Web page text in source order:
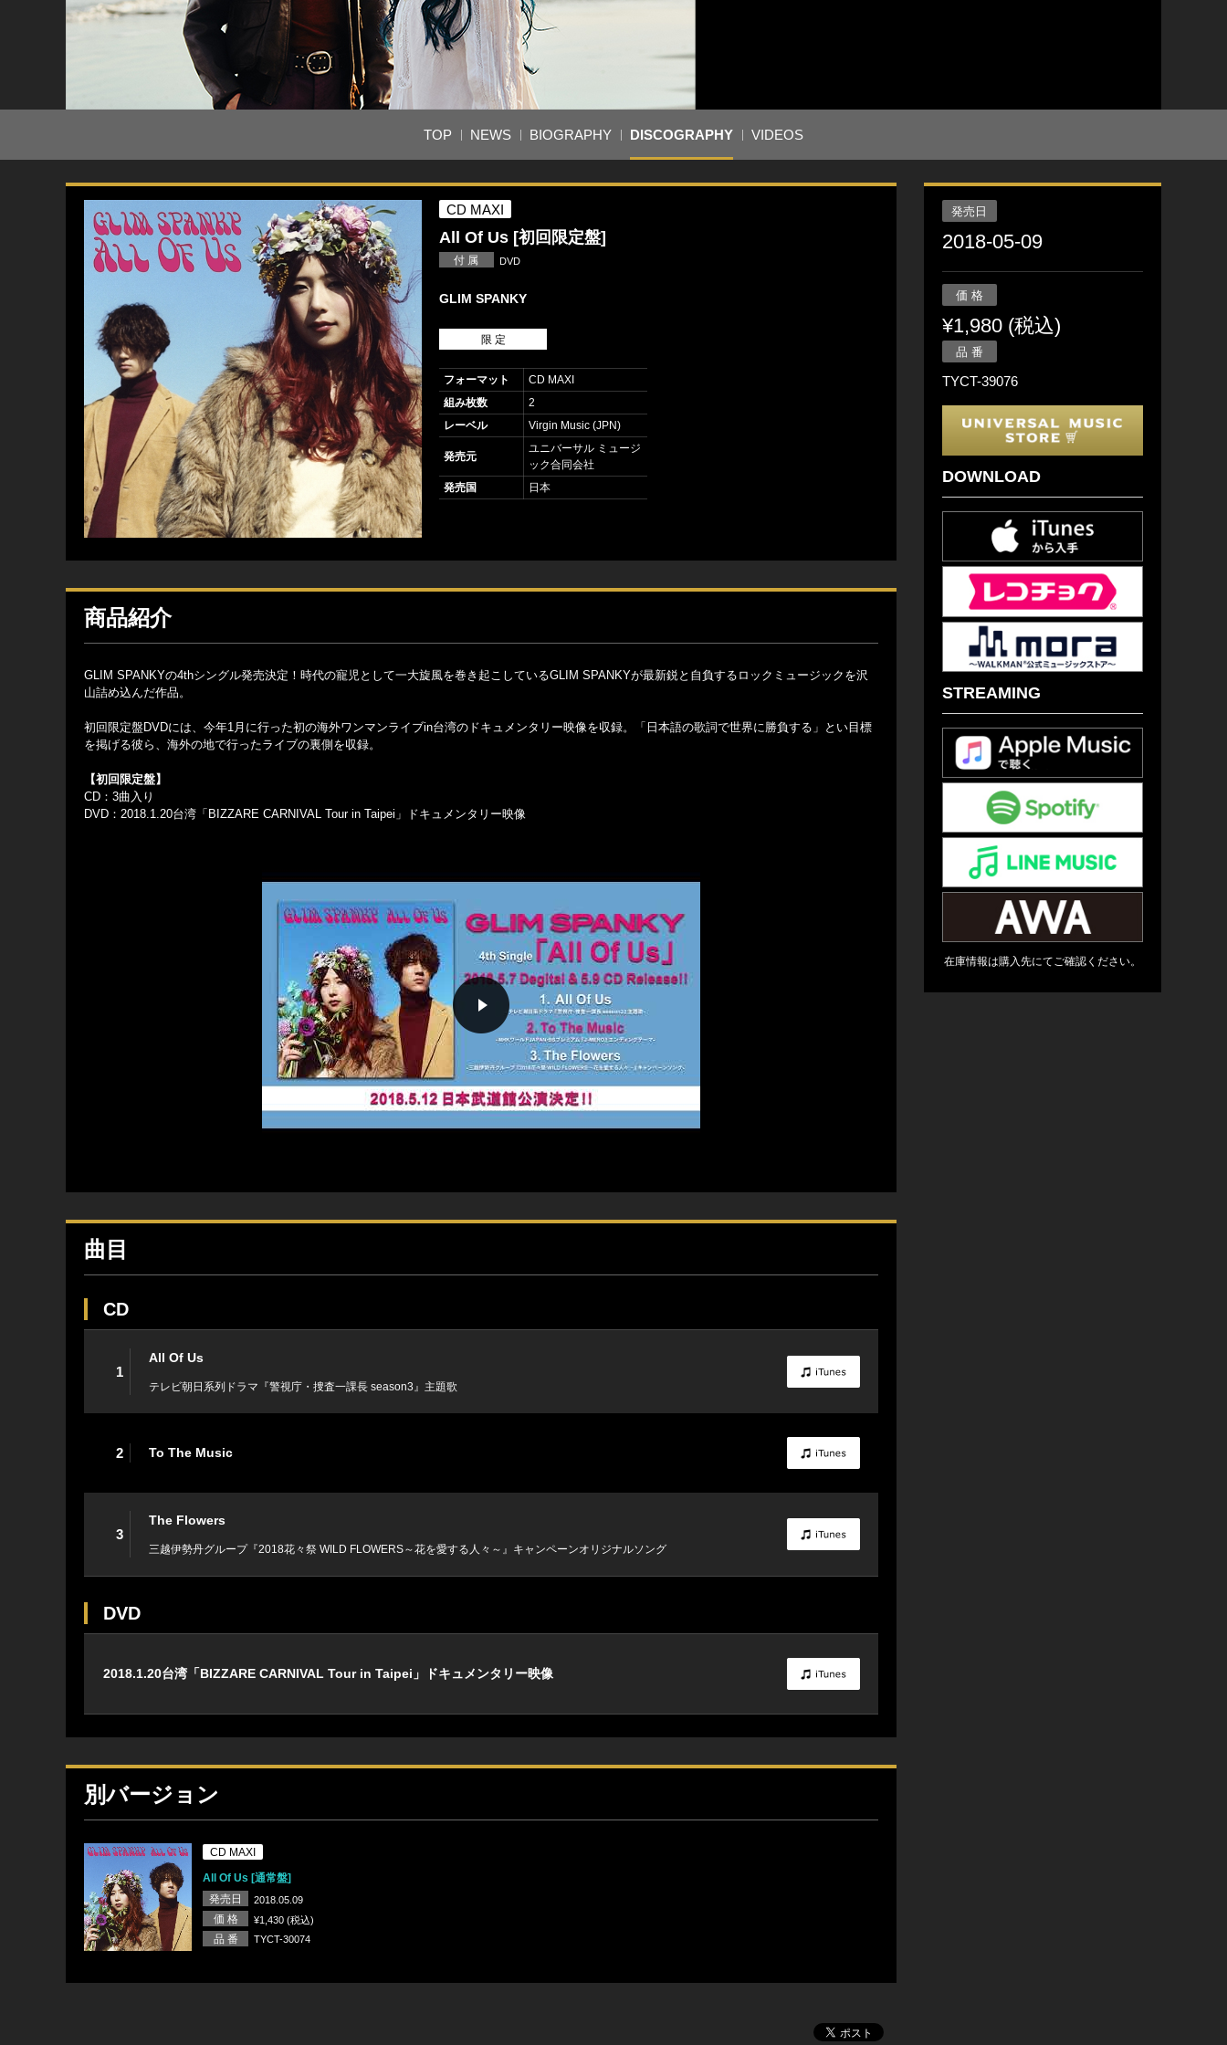
TOP NEWS BIOGRAPHY DISCOGRAPHY VIDEOS
CD MAXI
All Of Us [初回限定盤]
付 属 DVD
GLIM SPANKY
限 定
フォーマット
CD MAXI
組み枚数
2
レーベル
Virgin Music (JPN)
発売元
ユニバーサル ミュージ
ック合同会社
発売国
日本
商品紹介
GLIM SPANKYの4thシングル発売決定！時代の寵児として一大旋風を巻き起こしているGLIM SPANKYが最新鋭と自負するロックミュージックを沢
山詰め込んだ作品。
初回限定盤DVDには、今年1月に行った初の海外ワンマンライブin台湾のドキュメンタリー映像を収録。「日本語の歌詞で世界に勝負する」とい目標
を掲げる彼ら、海外の地で行ったライブの裏側を収録。
【初回限定盤】
CD：3曲入り
DVD：2018.1.20台湾「BIZZARE CARNIVAL Tour in Taipei」ドキュメンタリー映像
曲目
CD
1
All Of Us
テレビ朝日系列ドラマ『警視庁・捜査一課長 season3』主題歌
2 To The Music
3
The Flowers
三越伊勢丹グループ『2018花々祭 WILD FLOWERS～花を愛する人々～』キャンペーンオリジナルソング
DVD
2018.1.20台湾「BIZZARE CARNIVAL Tour in Taipei」ドキュメンタリー映像
別バージョン
CD MAXI
All Of Us [通常盤]
発売日
2018.05.09
価 格 ¥1,430 (税込)
品 番 TYCT-30074
発売日
2018-05-09
価 格
¥1,980 (税込)
品 番
TYCT-39076
DOWNLOAD
STREAMING
在庫情報は購入先にてご確認ください。